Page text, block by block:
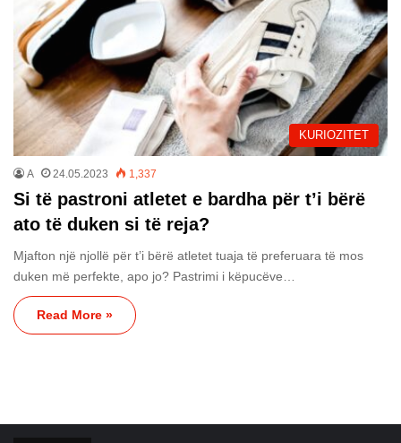
KURIOZITET
A 24.05.2023 1,337
Si të pastroni atletet e bardha për t’i bërë
ato të duken si të reja?
Mjafton një njollë për t’i bërë atletet tuaja të preferuara të mos
duken më perfekte, apo jo? Pastrimi i këpucëve…
Read More »